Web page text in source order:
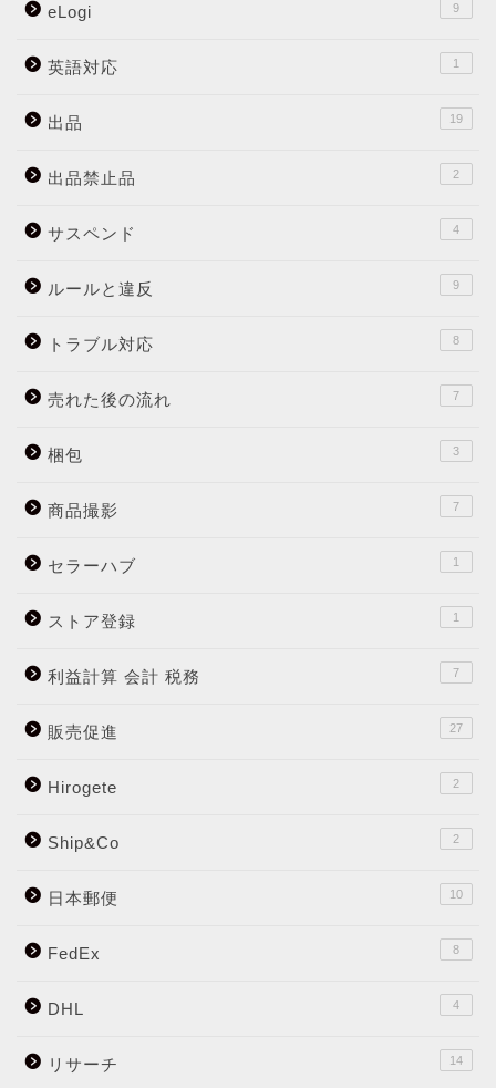
eLogi 9
英語対応 1
出品 19
出品禁止品 2
サスペンド 4
ルールと違反 9
トラブル対応 8
売れた後の流れ 7
梱包 3
商品撮影 7
セラーハブ 1
ストア登録 1
利益計算 会計 税務 7
販売促進 27
Hirogete 2
Ship&Co 2
日本郵便 10
FedEx 8
DHL 4
リサーチ 14